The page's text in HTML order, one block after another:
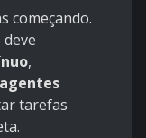
começando.
,
agentes
tarefas